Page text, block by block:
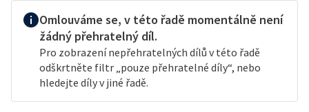
Omlouváme se, v této řadě momentálně není
žádný přehratelný díl.
Pro zobrazení nepřehratelných dílů v této řadě
odškrtněte filtr „pouze přehratelné díly“, nebo
hledejte díly v jiné řadě.